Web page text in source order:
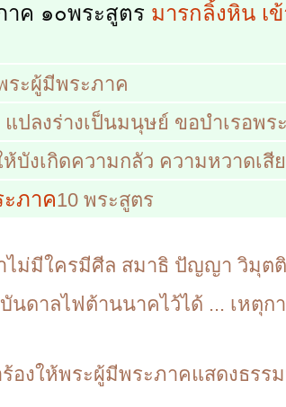
าค ๑๐พระสูตร มารกลิ้งหิน เ
ระผู้มีพระภาค
แปลงร่างเป็นมนุษย์ ขอบำเรอพ
ห้บังเกิดความกลัว ความหวาดเสี
ภาค10 พระสูตร
ไม่มีใครมีศีล สมาธิ ปัญญา วิมุต
นดาลไฟต้านนาคไว้ได้ ... เหตุ
องให้พระผู้มีพระภาคแสดงธรร